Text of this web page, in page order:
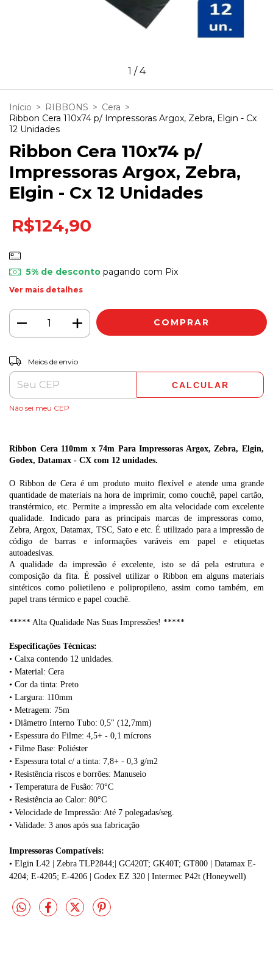
1 /4
Início > RIBBONS > Cera >
Ribbon Cera 110x74 p/ Impressoras Argox, Zebra, Elgin - Cx
12 Unidades
Ribbon Cera 110x74 p/
Impressoras Argox, Zebra,
Elgin - Cx 12 Unidades
R$124,90
5% de descontopagando com Pix
Ver mais detalhes
Entregas para o CEP:
Meios de envio
CALCULAR
Não sei meu CEP
Ribbon Cera 110mm x 74m Para Impressoras Argox, Zebra, Elgin,
Godex, Datamax - CX com 12 unidades.
O Ribbon de Cera é um produto muito flexível e atende uma grande
quantidade de materiais na hora de imprimir, como couchê, papel cartão,
transtérmico, etc. Permite a impressão em alta velocidade com excelente
qualidade. Indicado para as principais marcas de impressoras como,
Zebra, Argox, Datamax, TSC, Sato e etc. É utilizado para a impressão de
código de barras e informações varáveis em papel e etiquetas
autoadesivas.
A qualidade da impressão é excelente, isto se dá pela estrutura e
composição da fita. É possível utilizar o Ribbon em alguns materiais
sintéticos como polietileno e polipropileno, assim como também, em
papel trans térmico e papel couchê.
***** Alta Qualidade Nas Suas Impressões! *****
Especificações Técnicas:
• Caixa contendo 12 unidades.
• Material: Cera
• Cor da tinta: Preto
• Largura: 110mm
• Metragem: 75m
• Diâmetro Interno Tubo: 0,5" (12,7mm)
• Espessura do Filme: 4,5+ - 0,1 mícrons
• Filme Base: Poliéster
• Espessura total c/ a tinta: 7,8+ - 0,3 g/m2
• Resistência riscos e borrões: Manuseio
• Temperatura de Fusão: 70°C
• Resistência ao Calor: 80°C
• Velocidade de Impressão: Até 7 polegadas/seg.
• Validade: 3 anos após sua fabricação
Impressoras Compatíveis:
• Elgin L42 | Zebra TLP2844;| GC420T; GK40T; GT800 | Datamax E-
4204; E-4205; E-4206 | Godex EZ 320 | Intermec P42t (Honeywell)